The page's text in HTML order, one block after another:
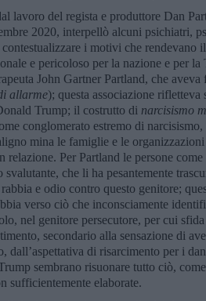
lavoro del regista e produttore Dan
2020, interpellò alcuni psichiatri,
i motivi che rendevano
e pericoloso per la nazione e per
John Gartner Partland, che
allarme); questa associazione rifletteva
Trump; il costrutto di narcisismo
conglomerato estremo di
mina le famiglie e le
relazione. Per Partland le persone
che li ha pesantemente
e odio contro questo genitore;
verso ciò che inconsciamente
nel genitore persecutore, per cui
secondario alla sensazione di
dall’aspettativa di risarcimento per i
sembrano risuonare tutto ciò,
sufficientemente elaborate.